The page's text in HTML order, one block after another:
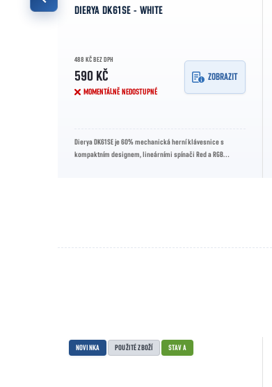
DIERYA DK61SE - WHITE
488 KČ BEZ DPH
590 KČ
MOMENTÁLNĚ NEDOSTUPNÉ
ZOBRAZIT
Dierya DK61SE je 60% mechanická herní klávesnice s
kompaktním designem, lineárními spínači Red a RGB
NOVINKA POUŽITÉ ZBOŽÍ STAV A